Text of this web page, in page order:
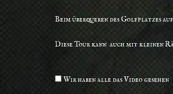
Beim überqueren des Golfplatzes
Diese Tour kann auch mit kleinen
Wir haben alle das Video gesehen